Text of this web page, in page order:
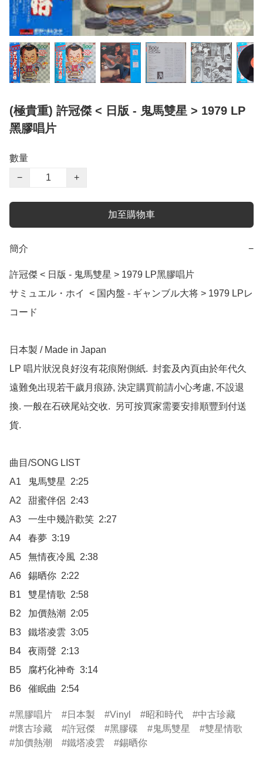
(極貴重) 許冠傑 < 日版 - 鬼馬雙星 > 1979 LP
黑膠唱片
數量
−
+
加至購物車
簡介 −
許冠傑 < 日版 - 鬼馬雙星 > 1979 LP黑膠唱片
サミュエル・ホイ  < 国内盤 - ギャンブル大将 > 1979 LPレ
コード
日本製 / Made in Japan
LP 唱片狀況良好沒有花痕附側紙.  封套及內頁由於年代久
遠難免出現若干歲月痕跡, 決定購買前請小心考慮, 不設退
換. 一般在石硤尾站交收.  另可按買家需要安排順豐到付送
貨.
曲目/SONG LIST
A1	鬼馬雙星  2:25
A2	甜蜜伴侶  2:43
A3	一生中幾許歡笑  2:27
A4	春夢  3:19
A5	無情夜冷風  2:38
A6	錫晒你  2:22
B1	雙星情歌  2:58
B2	加價熱潮  2:05
B3	鐵塔凌雲  3:05
B4	夜雨聲  2:13
B5	腐朽化神奇  3:14
B6	催眠曲  2:54
黑膠唱片 日本製 Vinyl 昭和時代
中古珍藏
懷古珍藏
許冠傑 黑膠碟 鬼馬雙星
雙星情歌
加價熱潮
鐵塔凌雲 錫晒你